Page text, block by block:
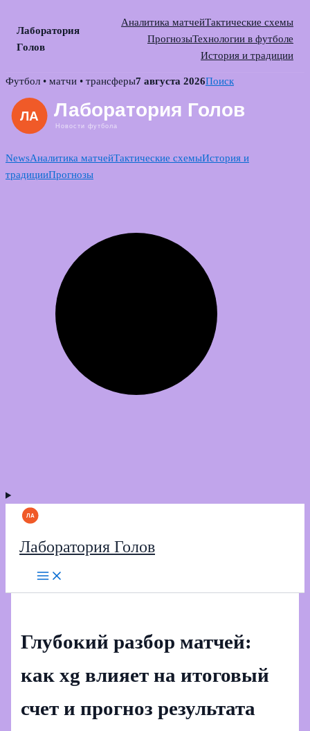
Лаборатория
Голов
Аналитика матчейТактические схемы
ПрогнозыТехнологии в футболе
История и традиции
Skip
content
Футбол • матчи • трансферы7 августа 2026Поиск
NewsАналитика матчейТактические схемыИстория и
традицииПрогнозы
Лаборатория Голов
Глубокий разбор матчей:
как xg влияет на итоговый
счет и прогноз результата